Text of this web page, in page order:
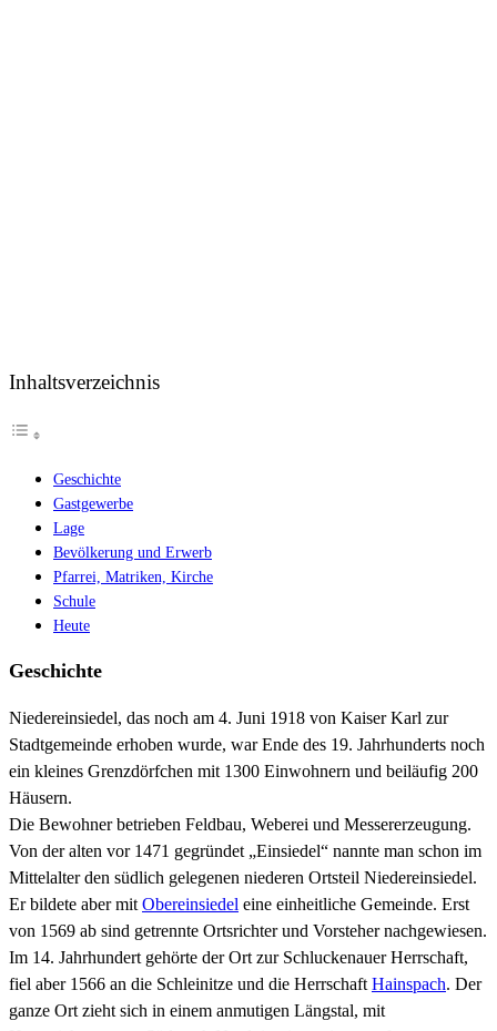
Inhaltsverzeichnis
Geschichte
Gastgewerbe
Lage
Bevölkerung und Erwerb
Pfarrei, Matriken, Kirche
Schule
Heute
Geschichte
Niedereinsiedel, das noch am 4. Juni 1918 von Kaiser Karl zur
Stadtgemeinde erhoben wurde, war Ende des 19. Jahrhunderts noch
ein kleines Grenzdörfchen mit 1300 Einwohnern und beiläufig 200
Häusern.
Die Bewohner betrieben Feldbau, Weberei und Messererzeugung.
Von der alten vor 1471 gegründet „Einsiedel“ nannte man schon im
Mittelalter den südlich gelegenen niederen Ortsteil Niedereinsiedel.
Er bildete aber mit Obereinsiedel eine einheitliche Gemeinde. Erst
von 1569 ab sind getrennte Ortsrichter und Vorsteher nachgewiesen.
Im 14. Jahrhundert gehörte der Ort zur Schluckenauer Herrschaft,
fiel aber 1566 an die Schleinitze und die Herrschaft Hainspach. Der
ganze Ort zieht sich in einem anmutigen Längstal, mit